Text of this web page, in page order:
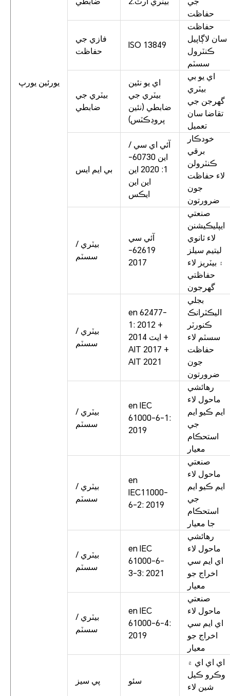
يورئين يورپ
حفاظت
فازي جي
حفاظت
ISO 13849
حفاظت
سان لاڳاپيل
ڪنٽرول
سسٽم
بيٽري جي
ضابطي
اي يو نئين
بيٽري جي
ضابطي (نئين
پروڊڪٽس)
اي يو بي
بيٽري
گهرجن جي
تقاضا سان
تعميل
بي ايم ايس
آئي اي سي /
اين 60730-
1: 2020 اين
اين اين
ايڪس
خودڪار
برقي
ڪنٽرولن
لاء حفاظت
جون
ضرورتون
بيٽري /
سسٽم
آئي سي
62619-
2017
صنعتي
ايپليڪيشنن
لاء ثانوي
ليتيم سيلز
۽ بيٽريز لاء
حفاظتي
گهرجون
بيٽري /
سسٽم
en 62477-
1: 2012 +
ايٽ 2014 +
AIT 2017 +
AIT 2021
بجلي
اليڪٽرانڪ
ڪنورٽر
سسٽم لاء
حفاظت
جون
ضرورتون
بيٽري /
سسٽم
en IEC
61000-6-1:
2019
رهائشي
ماحول لاء
ايم ڪيو ايم
جي
استحڪام
معيار
بيٽري /
سسٽم
en
IEC11000-
6-2: 2019
صنعتي
ماحول لاء
ايم ڪيو ايم
جي
استحڪام
جا معيار
بيٽري /
سسٽم
en IEC
61000-6-
3-3: 2021
رهائشي
ماحول لاء
اي ايم سي
اخراج جو
معيار
بيٽري /
سسٽم
en IEC
61000-6-4:
2019
صنعتي
ماحول لاء
اي ايم سي
اخراج جو
معيار
پي سيز سئو
اي اي اي ۾
وڪرو ڪيل
شين لاء